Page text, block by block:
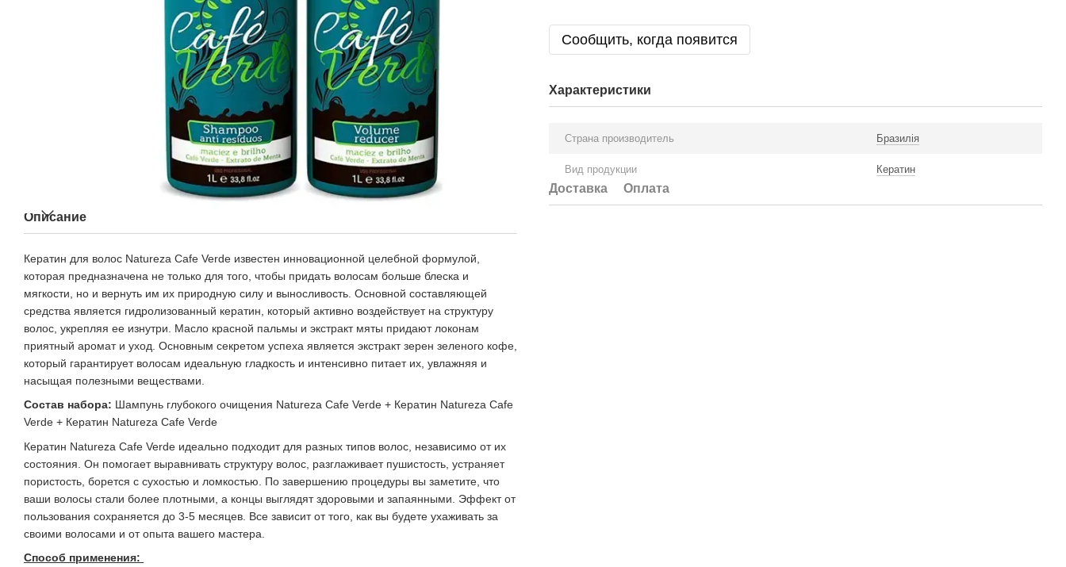
Описание
Кератин для волос Natureza Cafe Verde известен инновационной целебной формулой,
которая предназначена не только для того, чтобы придать волосам больше блеска и
мягкости, но и вернуть им их природную силу и выносливость. Основной составляющей
средства является гидролизованный кератин, который активно воздействует на структуру
волос, укрепляя ее изнутри. Масло красной пальмы и экстракт мяты придают локонам
приятный аромат и уход. Основным секретом успеха является экстракт зерен зеленого кофе,
который гарантирует волосам идеальную гладкость и интенсивно питает их, увлажняя и
насыщая полезными веществами.
Состав набора: Шампунь глубокого очищения Natureza Cafe Verde + Кератин Natureza Cafe
Verde + Кератин Natureza Cafe Verde
Кератин Natureza Cafe Verde идеально подходит для разных типов волос, независимо от их
состояния. Он помогает выравнивать структуру волос, разглаживает пушистость, устраняет
пористость, борется с сухостью и ломкостью. По завершению процедуры вы заметите, что
ваши волосы стали более плотными, а концы выглядят здоровыми и запаянными. Эффект от
пользования сохраняется до 3-5 месяцев. Все зависит от того, как вы будете ухаживать за
своими волосами и от опыта вашего мастера.
Способ применения:
Сообщить, когда появится
Характеристики
Страна производитель Бразилія
Вид продукции Кератин
Доставка Оплата